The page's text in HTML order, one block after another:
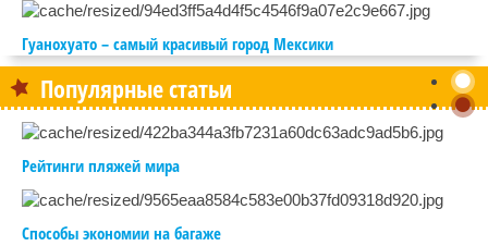
Гуанохуато – самый красивый город Мексики
Популярные статьи
Рейтинги пляжей мира
Способы экономии на багаже